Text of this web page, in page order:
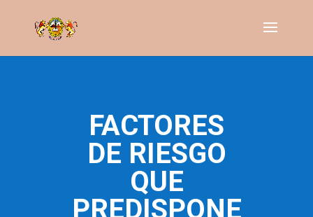
FACTORES
DE RIESGO
QUE
PREDISPONE